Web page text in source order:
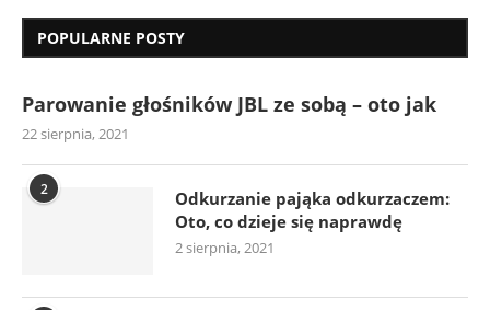
POPULARNE POSTY
Parowanie głośników JBL ze sobą – oto jak
22 sierpnia, 2021
2
Odkurzanie pająka odkurzaczem:
Oto, co dzieje się naprawdę
2 sierpnia, 2021